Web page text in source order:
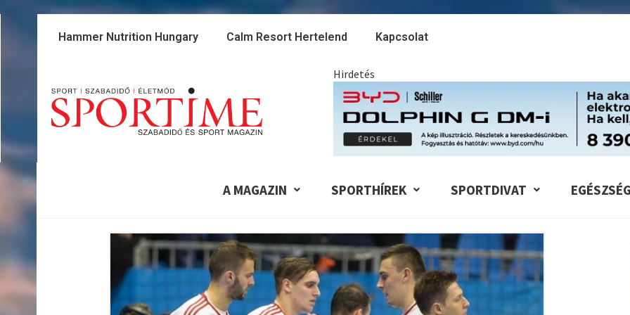
Hammer Nutrition Hungary Calm Resort Hertelend Kapcsolat
Hirdetés
A MAGAZIN SPORTHÍREK SPORTDIVAT EGÉSZSÉG